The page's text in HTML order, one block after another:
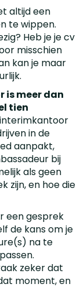
altijd een
te wippen.
Heb je je cv
misschien
kan je maar
is meer dan
tien
in de
aanpakt,
bij
als geen
zijn, en hoe die
een gesprek
de kans om je
na te
zeker dat
moment, en